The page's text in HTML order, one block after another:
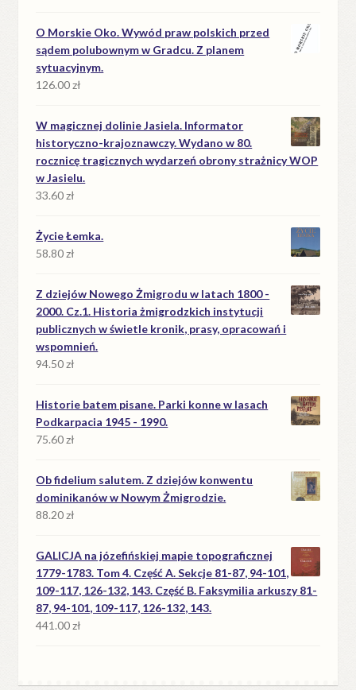
O Morskie Oko. Wywód praw polskich przed
sądem polubownym w Gradcu. Z planem
sytuacyjnym.
126.00zł
W magicznej dolinie Jasiela. Informator
historyczno-krajoznawczy. Wydano w 80.
rocznicę tragicznych wydarzeń obrony strażnicy WOP
w Jasielu.
33.60zł
Życie Łemka.
58.80zł
Z dziejów Nowego Żmigrodu w latach 1800 -
2000. Cz.1. Historia żmigrodzkich instytucji
publicznych w świetle kronik, prasy, opracowań i
wspomnień.
94.50zł
Historie batem pisane. Parki konne w lasach
Podkarpacia 1945 - 1990.
75.60zł
Ob fidelium salutem. Z dziejów konwentu
dominikanów w Nowym Żmigrodzie.
88.20zł
GALICJA na józefińskiej mapie topograficznej
1779-1783. Tom 4. Część A. Sekcje 81-87, 94-101,
109-117, 126-132, 143. Część B. Faksymilia arkuszy 81-
87, 94-101, 109-117, 126-132, 143.
441.00zł